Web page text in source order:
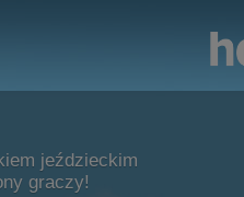
jeździeckim
graczy!